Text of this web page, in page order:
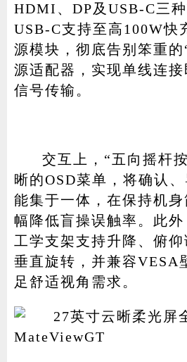
HDMI、DP及USB-C三
USB-C支持至高100W快
源模块，彻底告别笨重
源适配器，实现单线连
信号传输。
交互上，“五向摇杆
晰的OSD菜单，将确认
能集于一体，在保持机
幅降低盲操误触率。此
工学支架支持升降、俯仰
垂直旋转，并兼容VESA
足舒适视角需求。